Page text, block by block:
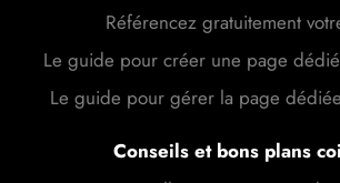
Référencez gratuitement
Le guide pour créer une page
Le guide pour gérer la page
Conseils et bons plans